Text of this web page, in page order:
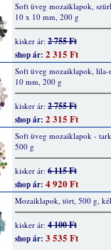
Soft üveg mozaiklapok,
10 x 10 mm, 200 g
kisker ár: 2 755 Ft
shop ár: 2 315 Ft
Soft üveg mozaiklapok,
10 mm, 200 g
kisker ár: 2 755 Ft
shop ár: 2 315 Ft
Soft üveg mozaiklapok -
500 g
kisker ár: 6 115 Ft
shop ár: 4 920 Ft
Mozaiklapok, tört, 500 g,
kisker ár: 4 100 Ft
shop ár: 3 535 Ft